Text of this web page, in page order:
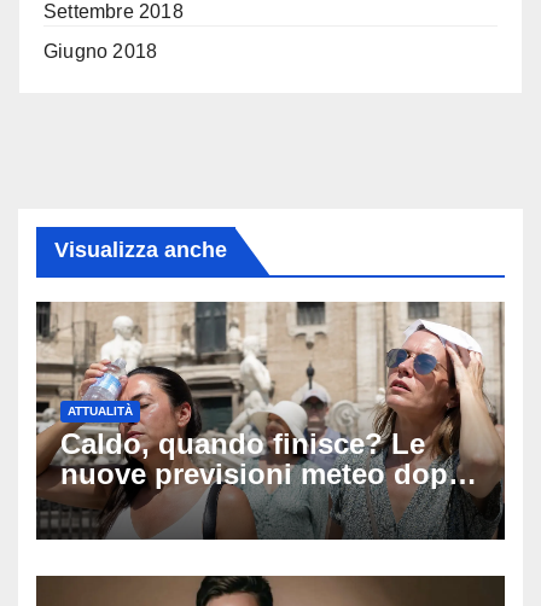
Settembre 2018
Giugno 2018
Visualizza anche
ATTUALITÀ
Caldo, quando finisce? Le
nuove previsioni meteo dopo
Ferragosto: ecco quando
potrebbe arrivare la svolta